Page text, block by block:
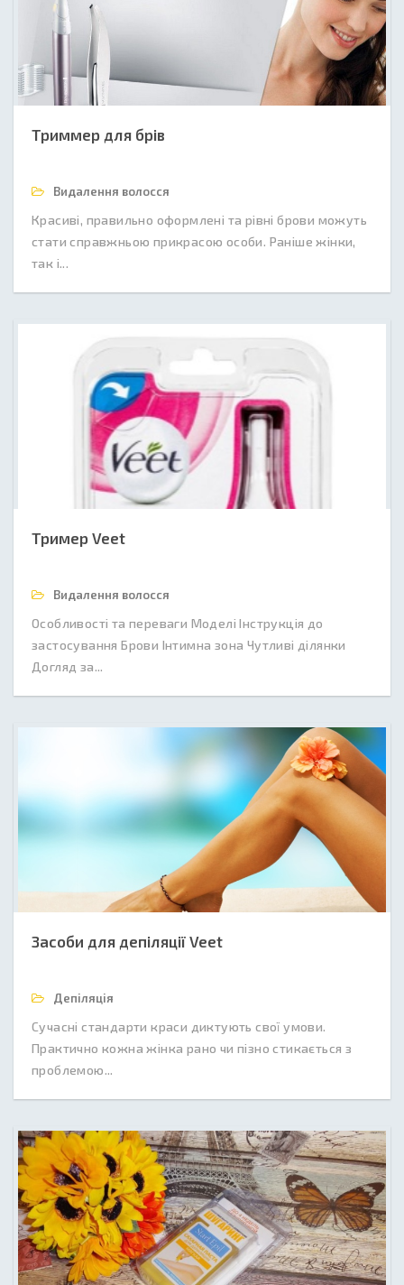
Триммер для брів
Видалення волосся
Красиві, правильно оформлені та рівні брови можуть
стати справжньою прикрасою особи. Раніше жінки,
так і...
Тример Veet
Видалення волосся
Особливості та переваги Моделі Інструкція до
застосування Брови Інтимна зона Чутливі ділянки
Догляд за...
Засоби для депіляції Veet
Депіляція
Сучасні стандарти краси диктують свої умови.
Практично кожна жінка рано чи пізно стикається з
проблемою...